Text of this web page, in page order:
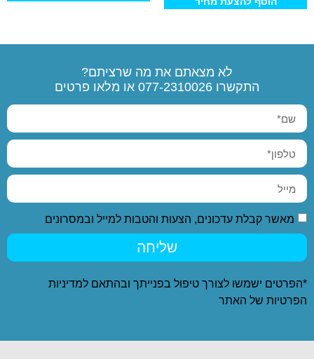
לא מצאתם את מה שרציתם?
התקשרו 077-2310026 או מלאו פרטים
מאשר קבלת עדכונים, הצעות והטבות למייל ובמסרונים
שליחה
*הפרטים ישמשו לצורך טיפול בפנייתך ובהתאם למדיניות
הפרטיות של האתר